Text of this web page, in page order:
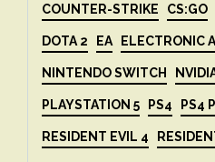
COUNTER-STRIKE CS:GO
DOTA 2 EA ELECTRONIC
NINTENDO SWITCH
PLAYSTATION 5 PS4 PS4
RESIDENT EVIL 4